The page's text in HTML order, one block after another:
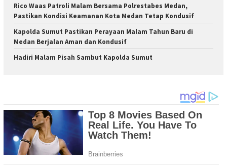
Rico Waas Patroli Malam Bersama Polrestabes Medan,
Pastikan Kondisi Keamanan Kota Medan Tetap Kondusif
Kapolda Sumut Pastikan Perayaan Malam Tahun Baru di
Medan Berjalan Aman dan Kondusif
Hadiri Malam Pisah Sambut Kapolda Sumut